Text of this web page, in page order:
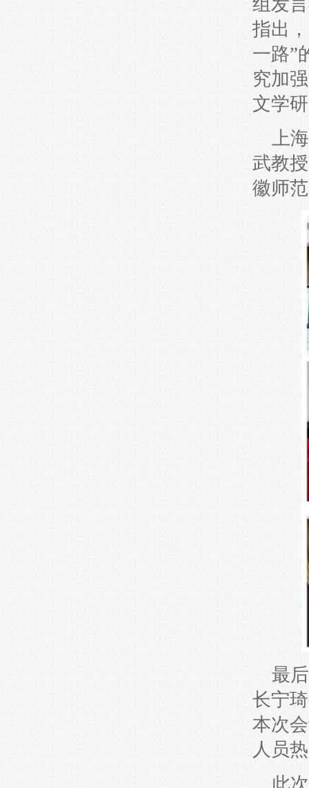
组发
指出
一路”
究加
文学
上
武教
徽师
最
长宁
本次
人员
此